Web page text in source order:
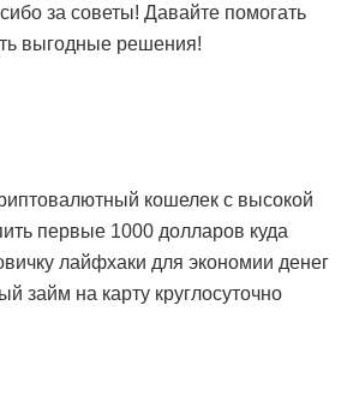
за советы! Давайте помогать
выгодные решения!
кошелек с высокой
первые 1000 долларов куда
лайфхаки для экономии денег
займ на карту круглосуточно